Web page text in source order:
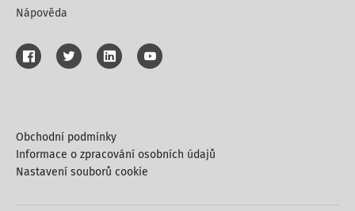
Nápověda
Obchodní podmínky
Informace o zpracování osobních údajů
Nastavení souborů cookie